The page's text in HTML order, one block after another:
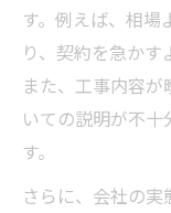
す。例えば、相場
り、契約を急かす
また、工事内容
いての説明が不
す。
さらに、会社の